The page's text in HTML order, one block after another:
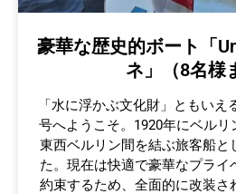
豪華な歴史的ボート「
ネ」（8名様
「水に浮かぶ文化財」ともいえ
号へようこそ。1920年にベルリ
東西ベルリン間を結ぶ旅客船と
た。現在は快適で豪華なプライ
約束するため、全面的に改装さ